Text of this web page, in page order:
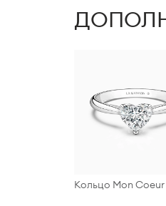
Кольцо Mon Coeur